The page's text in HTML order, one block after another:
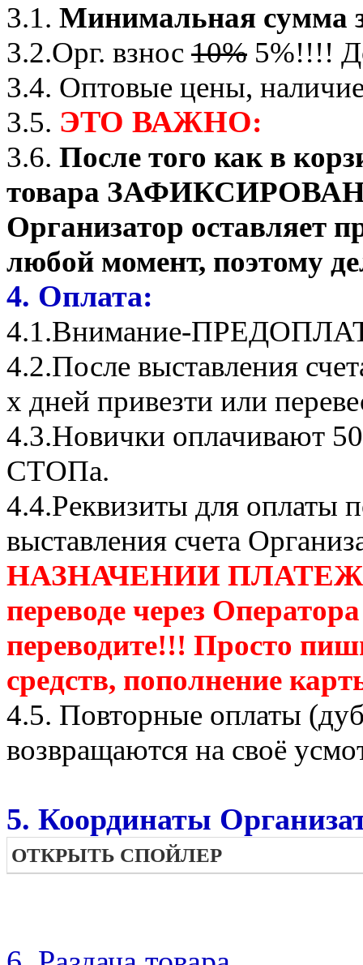
3.1. Минимальная сумма
3.2.Орг. взнос 10% 5%!!!!
3.4. Оптовые цены,
3.5. ЭТО ВАЖНО:
3.6. После того как в
товара ЗАФИКСИРОВАНО
Организатор оставляет
любой момент, поэтому
4. Оплата:
4.1.Внимание-
4.2.После выставления
х дней привезти или
4.3.Новички оплачивают
СТОПа.
4.4.Реквизиты для оплаты
выставления счета
НАЗНАЧЕНИИ ПЛАТЕЖА
переводе через
переводите!!! Просто
средств, пополнение
4.5. Повторные оплаты
возвращаются на своё
5. Координаты
ОТКРЫТЬ СПОЙЛЕР